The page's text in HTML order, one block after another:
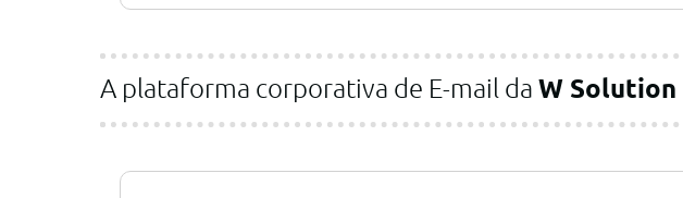
A plataforma corporativa de E-mail da W Solution